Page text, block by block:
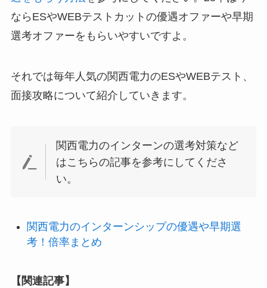
ならESやWEBテストカットの優遇オファーや早期
選考オファーをもらいやすいですよ。
それでは毎年人気の関西電力のESやWEBテスト、
面接攻略について紹介していきます。
関西電力のインターンの選考対策など
はこちらの記事を参考にしてくださ
い。
関西電力のインターンシップの優遇や早期選
考！倍率まとめ
【関連記事】